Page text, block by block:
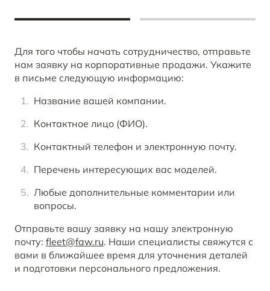
Для того чтобы начать сотрудничество, отправьте
нам заявку на корпоративные продажи. Укажите
в письме следующую информацию:
Название вашей компании.
Контактное лицо (ФИО).
Контактный телефон и электронную почту.
Перечень интересующих вас моделей.
Любые дополнительные комментарии или
вопросы.
Отправьте вашу заявку на нашу электронную
почту: fleet@faw.ru. Наши специалисты свяжутся с
вами в ближайшее время для уточнения деталей
и подготовки персонального предложения.